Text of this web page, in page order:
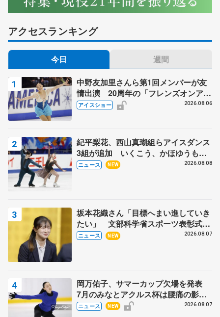
アクセスランキング
今日 週間
中野友加里さんら第1回メンバーが友
情出演 20周年の「フレンズオンアイ
ス」 宮本賢二さん、有川梨絵さん、
アイスショー 2026.08.06
紀平梨花、西山真瑚組らアイスダンス
3組が追加 いくこう、かほゆうも、
木下グループ杯
ニュース NEW 2026.08.08
坂本花織さん「目標へまい進していき
たい」 文部科学省スポーツ表彰式で
代表謝辞
ニュース NEW 2026.08.07
岡万佑子、サマーカップ欠場を発表
7月のみなとアクルス杯は腰痛の影響
で
ニュース NEW 2026.08.07